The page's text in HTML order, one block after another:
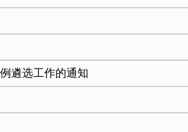
遴选工作的通知